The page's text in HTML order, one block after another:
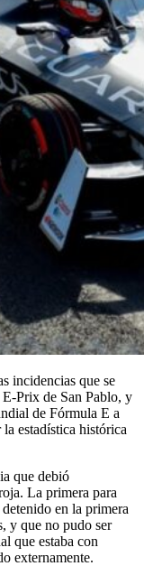
incidencias que se
Prix de San Pablo, y
de Fórmula E a
estadística histórica
que debió
La primera para
en la primera
y que no pudo ser
que estaba con
externamente.